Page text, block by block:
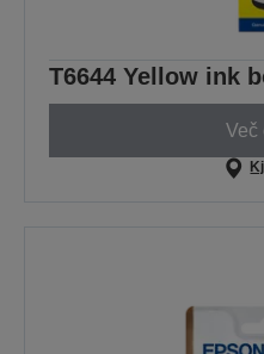
T6644 Yellow ink
Več